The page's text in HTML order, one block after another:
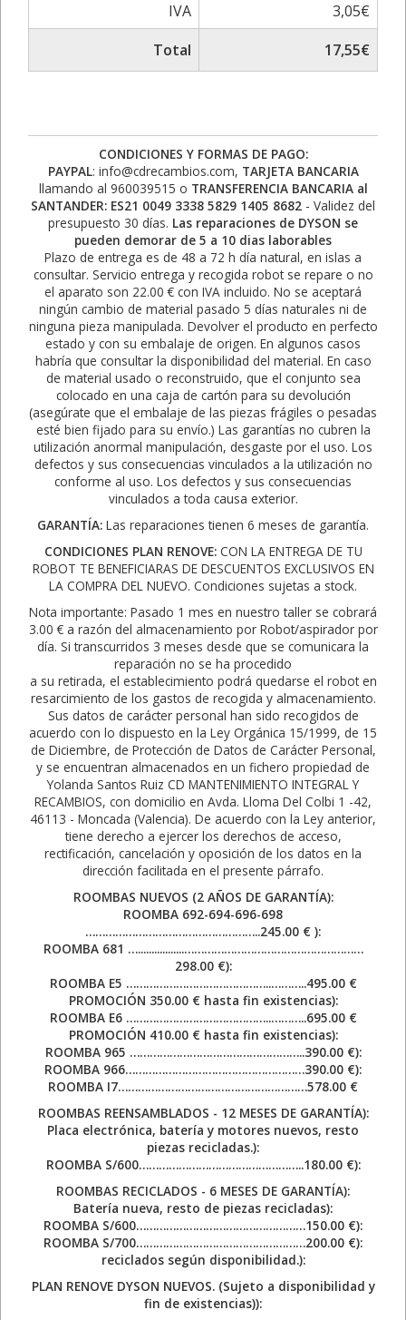
IVA
3,05€
Total
17,55€
CONDICIONES Y FORMAS DE PAGO:
PAYPAL: info@cdrecambios.com, TARJETA BANCARIA
llamando al 960039515 o TRANSFERENCIA BANCARIA al
SANTANDER: ES21 0049 3338 5829 1405 8682 - Validez del
presupuesto 30 días. Las reparaciones de DYSON se
pueden demorar de 5 a 10 dias laborables
Plazo de entrega es de 48 a 72 h día natural, en islas a
consultar. Servicio entrega y recogida robot se repare o no
el aparato son 22.00 € con IVA incluido. No se aceptará
ningún cambio de material pasado 5 días naturales ni de
ninguna pieza manipulada. Devolver el producto en perfecto
estado y con su embalaje de origen. En algunos casos
habría que consultar la disponibilidad del material. En caso
de material usado o reconstruido, que el conjunto sea
colocado en una caja de cartón para su devolución
(asegúrate que el embalaje de las piezas frágiles o pesadas
esté bien fijado para su envío.) Las garantías no cubren la
utilización anormal manipulación, desgaste por el uso. Los
defectos y sus consecuencias vinculados a la utilización no
conforme al uso. Los defectos y sus consecuencias
vinculados a toda causa exterior.
GARANTÍA: Las reparaciones tienen 6 meses de garantía.
CONDICIONES PLAN RENOVE:CON LA ENTREGA DE TU
ROBOT TE BENEFICIARAS DE DESCUENTOS EXCLUSIVOS EN
LA COMPRA DEL NUEVO. Condiciones sujetas a stock.
Nota importante: Pasado 1 mes en nuestro taller se cobrará
3.00 € a razón del almacenamiento por Robot/aspirador por
día. Si transcurridos 3 meses desde que se comunicara la
reparación no se ha procedido
a su retirada, el establecimiento podrá quedarse el robot en
resarcimiento de los gastos de recogida y almacenamiento.
Sus datos de carácter personal han sido recogidos de
acuerdo con lo dispuesto en la Ley Orgánica 15/1999, de 15
de Diciembre, de Protección de Datos de Carácter Personal,
y se encuentran almacenados en un fichero propiedad de
Yolanda Santos Ruiz CD MANTENIMIENTO INTEGRAL Y
RECAMBIOS, con domicilio en Avda. Lloma Del Colbi 1 -42,
46113 - Moncada (Valencia). De acuerdo con la Ley anterior,
tiene derecho a ejercer los derechos de acceso,
rectificación, cancelación y oposición de los datos en la
dirección facilitada en el presente párrafo.
ROOMBAS NUEVOS (2 AÑOS DE GARANTÍA):
ROOMBA 692-694-696-698
……………………………………………..245.00 € ):
ROOMBA 681 ….................………………………………………………
298.00 €):
ROOMBA E5 ……………………………………..………..495.00 €
PROMOCIÓN 350.00 € hasta fin existencias):
ROOMBA E6 ……………………………………..………..695.00 €
PROMOCIÓN 410.00 € hasta fin existencias):
ROOMBA 965 ……………………………………………..390.00 €):
ROOMBA 966………………………………………………390.00 €):
ROOMBA I7…………………………………………………578.00 €
ROOMBAS REENSAMBLADOS - 12 MESES DE GARANTÍA):
Placa electrónica, batería y motores nuevos, resto
piezas recicladas.):
ROOMBA S/600…………………………………………..180.00 €):
ROOMBAS RECICLADOS - 6 MESES DE GARANTÍA):
Batería nueva, resto de piezas recicladas):
ROOMBA S/600……………………………………………150.00 €):
ROOMBA S/700……………………………………………200.00 €):
reciclados según disponibilidad.):
PLAN RENOVE DYSON NUEVOS. (Sujeto a disponibilidad y
fin de existencias)):